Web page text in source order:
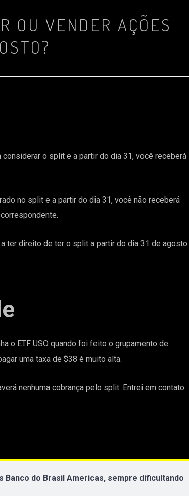
OU VENDER AÇÕES
o split e a partir do dia 31, você receberá
no split e a partir do dia 31, você não receberá
ter direito de ter o split a partir do dia 31 de agosto.
o ETF USO quando foi feito o grupamento de
uma taxa de $38 é muito alta.
nenhuma cobrança pelo split. Entrei em contato
Banco do Brasil Americas, sempre dificultando